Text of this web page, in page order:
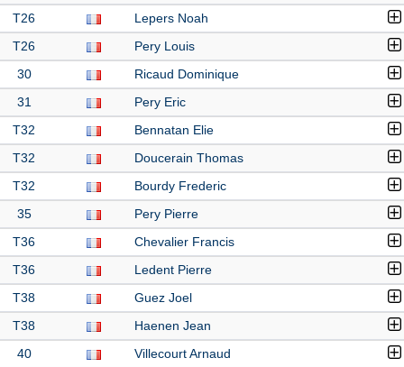
T26 Lepers Noah
T26 Pery Louis
30 Ricaud Dominique
31 Pery Eric
T32 Bennatan Elie
T32 Doucerain Thomas
T32 Bourdy Frederic
35 Pery Pierre
T36 Chevalier Francis
T36 Ledent Pierre
T38 Guez Joel
T38 Haenen Jean
40 Villecourt Arnaud